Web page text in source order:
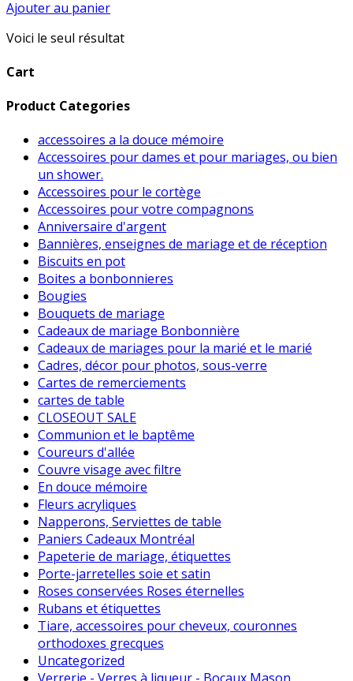
Ajouter au panier
Voici le seul résultat
Cart
Product Categories
accessoires a la douce mémoire
Accessoires pour dames et pour mariages, ou bien
un shower.
Accessoires pour le cortège
Accessoires pour votre compagnons
Anniversaire d'argent
Bannières, enseignes de mariage et de réception
Biscuits en pot
Boites a bonbonnieres
Bougies
Bouquets de mariage
Cadeaux de mariage Bonbonnière
Cadeaux de mariages pour la marié et le marié
Cadres, décor pour photos, sous-verre
Cartes de remerciements
cartes de table
CLOSEOUT SALE
Communion et le baptême
Coureurs d'allée
Couvre visage avec filtre
En douce mémoire
Fleurs acryliques
Napperons, Serviettes de table
Paniers Cadeaux Montréal
Papeterie de mariage, étiquettes
Porte-jarretelles soie et satin
Roses conservées Roses éternelles
Rubans et étiquettes
Tiare, accessoires pour cheveux, couronnes
orthodoxes grecques
Uncategorized